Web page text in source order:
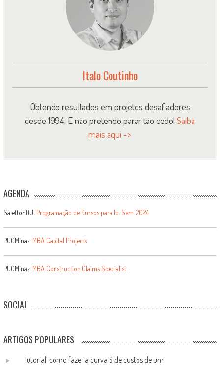
Italo Coutinho
Obtendo resultados em projetos desafiadores
desde 1994. E não pretendo parar tão cedo!Saiba
mais aqui ->
AGENDA
SalettoEDU: Programação de Cursos para 1o. Sem. 2024
PUCMinas: MBA Capital Projects
PUCMinas: MBA Construction Claims Specialist
SOCIAL
ARTIGOS POPULARES
Tutorial: como fazer a curva S de custos de um